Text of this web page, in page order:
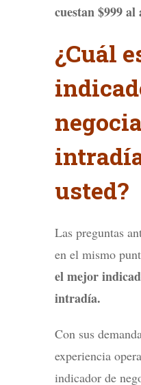
cuestan $999 al
¿Cuál
usted?
Las preguntas
en el mismo
el mejor
intradía.
Con sus
experiencia
indicador de